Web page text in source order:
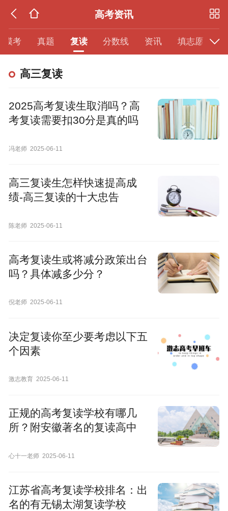
高考资讯
模考 真题 复读 分数线 资讯 填志愿
高三复读
2025高考复读生取消吗？高
考复读需要扣30分是真的吗
冯老师 2025-06-11
高三复读生怎样快速提高成
绩-高三复读的十大忠告
陈老师 2025-06-11
高考复读生或将减分政策出台
吗？具体减多少分？
倪老师 2025-06-11
决定复读你至少要考虑以下五
个因素
激志教育 2025-06-11
正规的高考复读学校有哪几
所？附安徽著名的复读高中
心十一老师 2025-06-11
江苏省高考复读学校排名：出
名的有无锡太湖复读学校